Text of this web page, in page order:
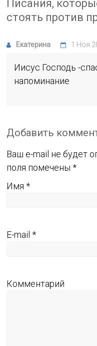
Писания,
стоять против
Екатерина 1 Ноя
Иисус Господь -
напоминание
Добавить
Ваш e-mail не будет
поля помечены*
Имя*
E-mail*
Комментарий